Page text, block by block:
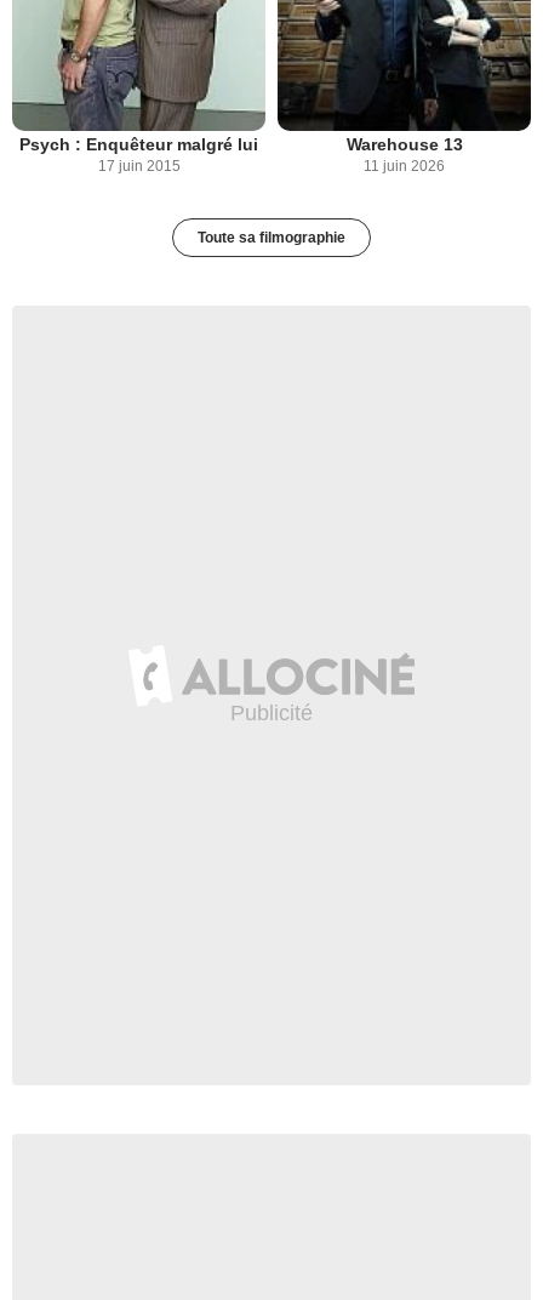
Psych : Enquêteur malgré lui
17 juin 2015
Warehouse 13
11 juin 2026
Toute sa filmographie